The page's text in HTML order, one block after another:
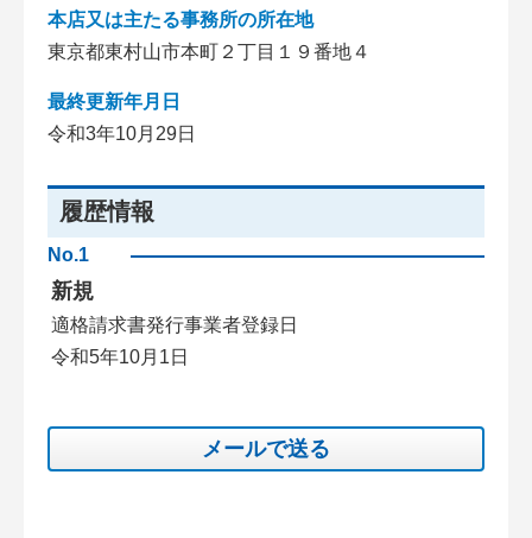
本店又は主たる事務所の所在地
東京都東村山市本町２丁目１９番地４
最終更新年月日
令和3年10月29日
履歴情報
No.1
新規
適格請求書発行事業者登録日
令和5年10月1日
メールで送る